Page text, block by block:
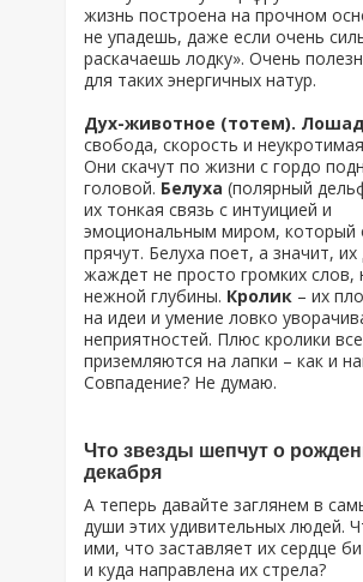
жизнь построена на прочном
не упадешь, даже если очень
раскачаешь лодку». Очень
для таких энергичных натур.
Дух-животное (тотем).
свобода, скорость и
Они скачут по жизни с гордо
головой. Белуха (полярный
их тонкая связь с интуицией и
эмоциональным миром, который
прячут. Белуха поет, а значит,
жаждет не просто громких слов,
нежной глубины. Кролик – их
на идеи и умение ловко
неприятностей. Плюс кролики
приземляются на лапки – как и
Совпадение? Не думаю.
Что звезды шепчут о
декабря
А теперь давайте заглянем в
души этих удивительных людей.
ими, что заставляет их сердце
и куда направлена их стрела?